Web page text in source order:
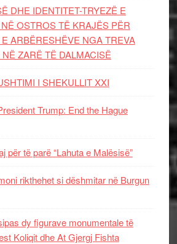
DHE IDENTITET-TRYEZË E
OSTROS TË KRAJËS PËR
ARBËRESHËVE NGA TREVA
ZARË TË DALMACISË
I SHEKULLIT XXI
Trump: End the Hague
për të parë “Lahuta e Malësisë”
rikthehet si dëshmitar në Burgun
dy figurave monumentale të
Koliqit dhe At Gjergj Fishta